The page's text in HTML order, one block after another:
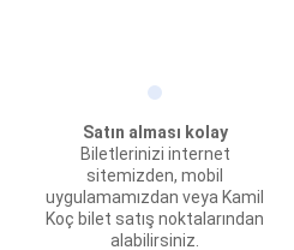
Satın alması kolay
Biletlerinizi internet
sitemizden, mobil
uygulamamızdan veya Kamil
Koç bilet satış noktalarından
alabilirsiniz.